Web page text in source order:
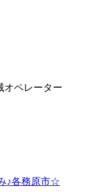
オペレーター
♪各務原市☆